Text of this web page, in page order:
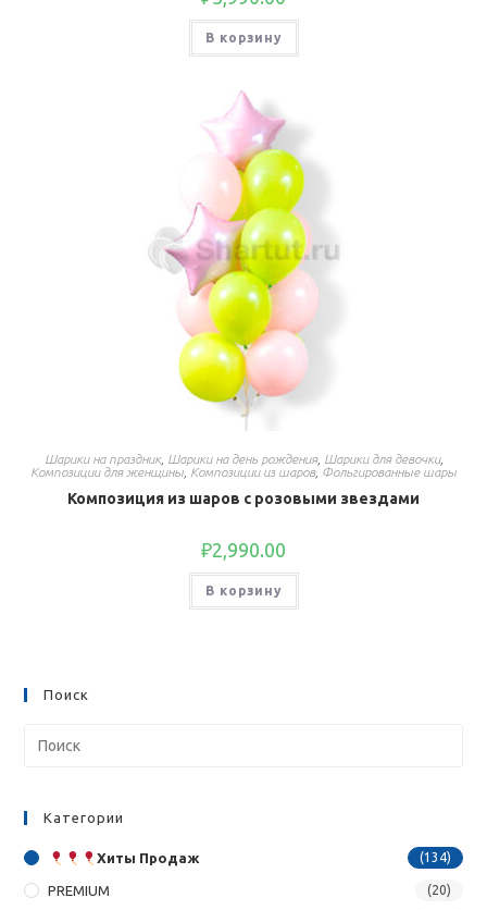
В корзину
Шарики на праздник, Шарики на день рождения, Шарики для девочки,
Композиции для женщины Композиции из шаров, Фольгированные шары
Композиция из шаров с розовыми звездами
₽2,990.00
В корзину
Поиск
Категории
Хиты Продаж (134)
PREMIUM (20)